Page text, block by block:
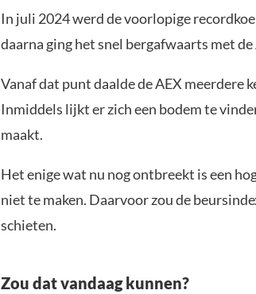
In juli 2024 werd de voorlopige
daarna ging het snel bergafwaarts met de
Vanaf dat punt daalde de AEX meerdere
Inmiddels lijkt er zich een bodem te
maakt.
Het enige wat nu nog ontbreekt is een
niet te maken. Daarvoor zou de
schieten.
Zou dat vandaag kunnen?